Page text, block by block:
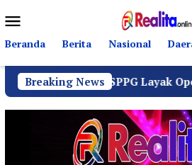
ke
kontenMobile
Beranda Berita Nasional
Breaking News
SPPG Layak Operasi